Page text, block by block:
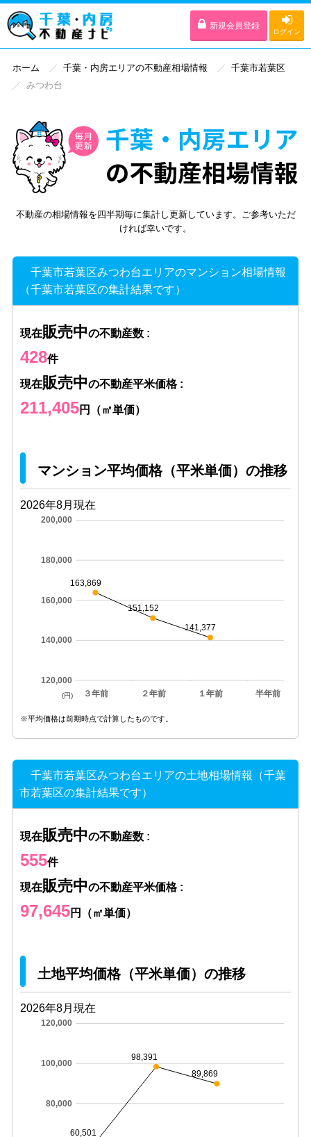
新規会員登録
ログイン
ホーム 千葉・内房エリアの不動産相場情報
千葉市若葉区
みつわ台
不動産の相場情報を四半期毎に集計し更新しています。ご参考いただ
ければ幸いです。
千葉市若葉区みつわ台エリアのマンション相場情報
（千葉市若葉区の集計結果です）
現在販売中の不動産数 :
428件
現在販売中の不動産平米価格 :
211,405円（㎡単価）
マンション平均価格（平米単価）の推移
2026年8月現在
３年前 ２年前 １年前 半年前
120,000
140,000
160,000
180,000
200,000
163,869
151,152
141,377
(円)
※平均価格は前期時点で計算したものです。
千葉市若葉区みつわ台エリアの土地相場情報（千葉
市若葉区の集計結果です）
現在販売中の不動産数 :
555件
現在販売中の不動産平米価格 :
97,645円（㎡単価）
土地平均価格（平米単価）の推移
2026年8月現在
80,000
100,000
120,000
60,501
98,391
89,869